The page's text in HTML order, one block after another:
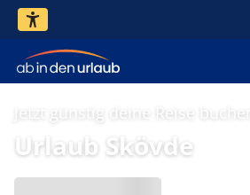
Jetzt günstig deine Reise buchen!
Urlaub Skövde